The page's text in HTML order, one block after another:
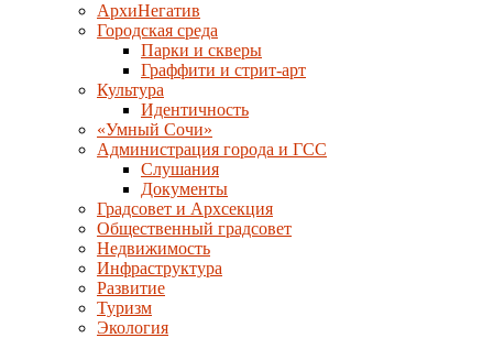
АрхиНегатив
Городская среда
Парки и скверы
Граффити и стрит-арт
Культура
Идентичность
«Умный Сочи»
Администрация города и ГСС
Слушания
Документы
Градсовет и Архсекция
Общественный градсовет
Недвижимость
Инфраструктура
Развитие
Туризм
Экология